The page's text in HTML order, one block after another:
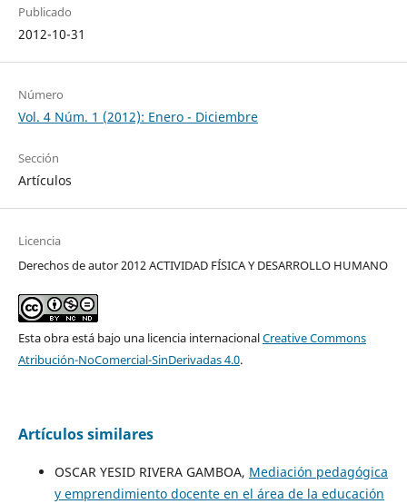
Publicado
2012-10-31
Número
Vol. 4 Núm. 1 (2012): Enero - Diciembre
Sección
Artículos
Licencia
Derechos de autor 2012 ACTIVIDAD FÍSICA Y DESARROLLO HUMANO
Esta obra está bajo una licencia internacionalCreative Commons
Atribución-NoComercial-SinDerivadas 4.0.
Artículos similares
OSCAR YESID RIVERA GAMBOA, Mediación pedagógica
y emprendimiento docente en el área de la educación